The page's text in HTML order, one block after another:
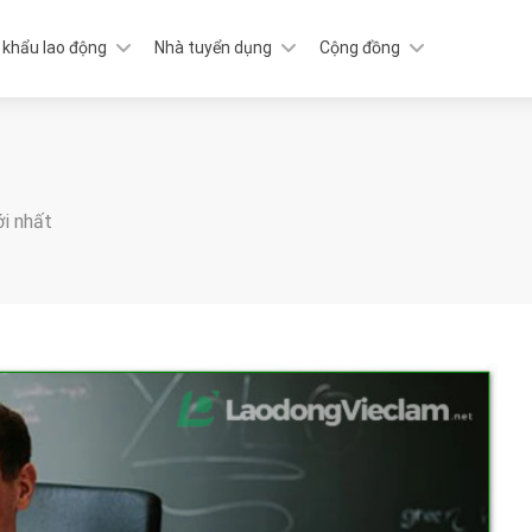
lao động Nhà tuyển dụng Cộng đồng
nhất